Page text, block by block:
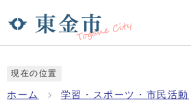
現在の位置
ホーム 学習・スポーツ・市民活動